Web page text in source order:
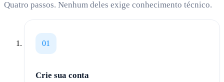
Quatro passos. Nenhum deles exige conhecimento técnico.
01
Crie sua conta